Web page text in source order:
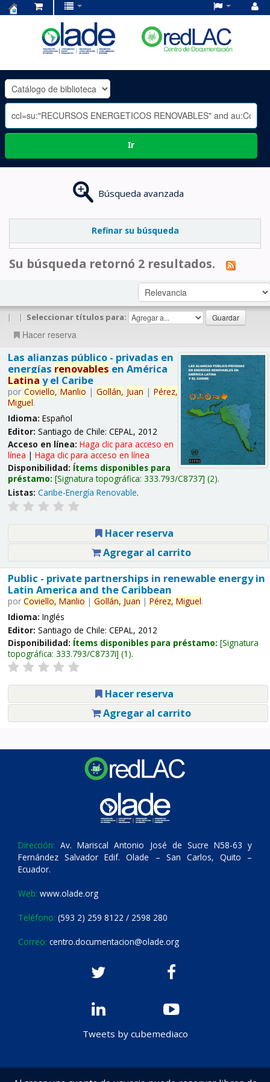
OLADE
-
Ir
Búsqueda avanzada
Refinar su búsqueda
Su búsqueda retornó 2 resultados.
| | Seleccionar títulos para:
Hacer reserva
Las alianzas público - privadas en
energías renovables en América
Latina y el Caribe
por Coviello, Manlio | Gollán, Juan | Pérez,
Miguel.
Idioma: Español
Editor: Santiago de Chile: CEPAL, 2012
Acceso en línea: Haga clic para acceso en
línea | Haga clic para acceso en línea
Disponibilidad: Ítems disponibles para
préstamo: Signatura topográfica: 333.793/C8737 (2).
Listas: Caribe-Energía Renovable.
Hacer reserva
Agregar al carrito
Public - private partnerships in renewable energy in
Latin America and the Caribbean
por Coviello, Manlio | Gollán, Juan | Pérez, Miguel.
Idioma: Inglés
Editor: Santiago de Chile: CEPAL, 2012
Disponibilidad: Ítems disponibles para préstamo: Signatura
topográfica: 333.793/C8737i (1).
Hacer reserva
Agregar al carrito
Dirección: Av. Mariscal Antonio José de Sucre N58-63 y
Fernández Salvador Edif. Olade – San Carlos, Quito –
Ecuador.
Web: www.olade.org
Teléfono: (593 2) 259 8122 / 2598 280
Correo: centro.documentacion@olade.org
Tweets by cubemediaco